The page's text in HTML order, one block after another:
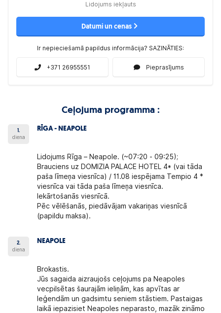
Lidojums iekļauts
Datumi un cenas
Ir nepieciešamā papildus informācija? SAZINĀTIES:
+371 26955551 Pieprasījums
Ceļojuma programma :
1.
diena
RĪGA - NEAPOLE
Lidojums Rīga – Neapole. (~07:20 - 09:25);
Brauciens uz DOMIZIA PALACE HOTEL 4* (vai tāda
paša līmeņa viesnīca) / 11.08 iespējama Tempio 4 *
viesnīca vai tāda paša līmeņa viesnīca.
Iekārtošanās viesnīcā.
Pēc vēlēšanās, piedāvājam vakariņas viesnīcā
(papildu maksa).
2.
diena
NEAPOLE
Brokastis.
Jūs sagaida aizraujošs ceļojums pa Neapoles
vecpilsētas šaurajām ieliņām, kas apvītas ar
leģendām un gadsimtu seniem stāstiem. Pastaigas
laikā iepazisiet Neapoles neparasto, mazāk zināmo